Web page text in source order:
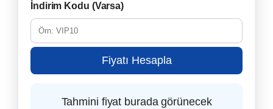
İndirim Kodu (Varsa)
Fiyatı Hesapla
Tahmini fiyat burada görünecek